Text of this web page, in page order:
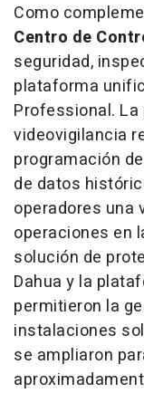
Como
Centro de
seguridad,
plataforma
Professional.
videovigilancia
programación
de datos
operadores una
operaciones en
solución de
Dahua y la
permitieron la
instalaciones
se ampliaron